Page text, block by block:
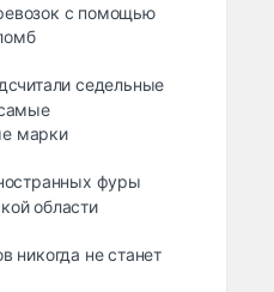
с помощью
седельные
марки
фуры
области
никогда не станет